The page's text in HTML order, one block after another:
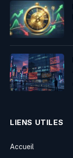
LIENS UTILES
Accueil